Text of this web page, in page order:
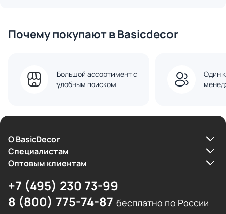
Почему покупают в Basicdecor
Большой ассортимент с
удобным поиском
Один
О BasicDecor
Cпециалистам
Оптовым клиентам
+7 (495) 230 73-99
8 (800) 775-74-87 бесплатно по России